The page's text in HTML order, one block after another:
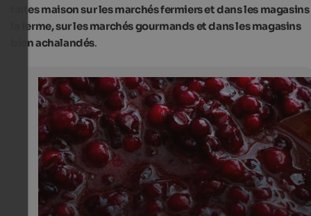
Cowberry Jam
Homemade cowberry jam is sold at farmers' markets
shops.
Unsplash
faites maisonsur les marchés fermiers et dans les magasins
la ferme, sur les marchés gourmands et dans les magasins
bien achalandés.